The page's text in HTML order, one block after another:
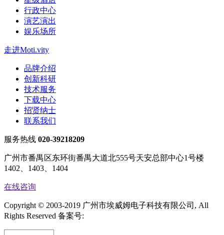
行政中心
演艺演出
娱乐场所
走进Moti.vity
品牌介绍
创新科研
技术服务
下载中心
招贤纳士
联系我们
服务热线 020-39218209
广州市番禺区东环街番禺大道北555号天安总部中心1号楼
1402、1403、1404
在线咨询
Copyright © 2003-2019 广州市埃威姆电子科技有限公司, All
Rights Reserved 备案号: